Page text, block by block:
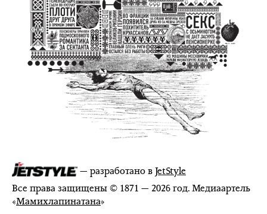
— разработано вJetStyle
Все права защищены © 1871 — 2026 год. Медиаартель
«Мамихлапинатана»